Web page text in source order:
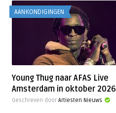
AANKONDIGINGEN
Young Thug naar AFAS Live
Amsterdam in oktober 2026
Geschreven door Artiesten Nieuws